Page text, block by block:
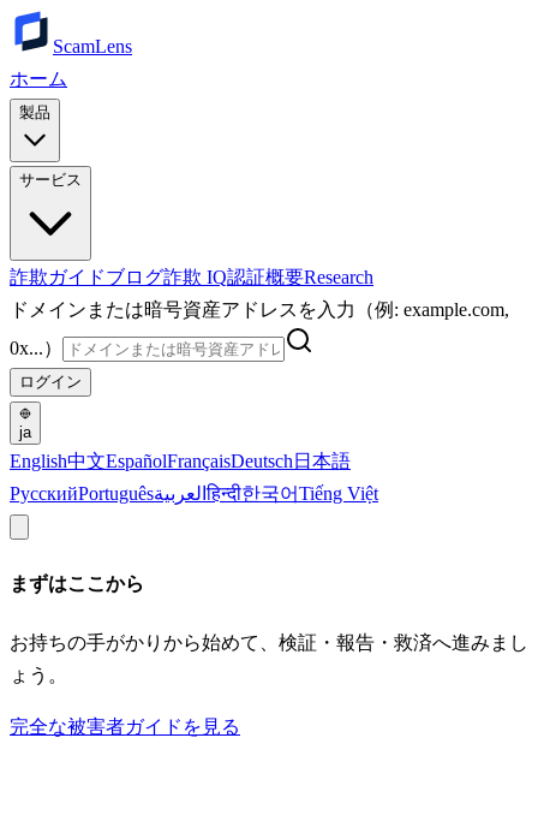
ScamLens
ホーム
製品
サービス
詐欺ガイドブログ詐欺 IQ認証概要Research
ドメインまたは暗号資産アドレスを入力（例: example.com,
0x...）
ログイン
ja
English中文EspañolFrançaisDeutsch 日本語
РусскийPortuguêsالعربيةहिन्दी한국어Tiếng Việt
まずはここから
お持ちの手がかりから始めて、検証・報告・救済へ進みまし
ょう。
完全な被害者ガイドを見る